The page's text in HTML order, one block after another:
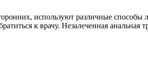
используют различные способы
к врачу. Незалеченная